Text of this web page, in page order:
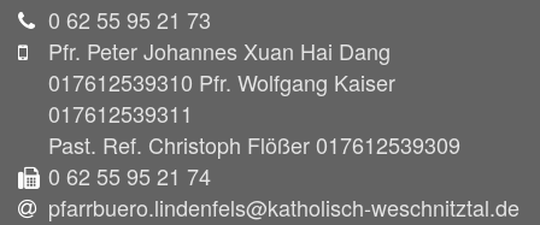
0 62 55 95 21 73
Pfr. Peter Johannes Xuan Hai Dang
017612539310 Pfr. Wolfgang Kaiser
017612539311
Past. Ref. Christoph Flößer 017612539309
0 62 55 95 21 74
pfarrbuero.lindenfels@katholisch-weschnitztal.de